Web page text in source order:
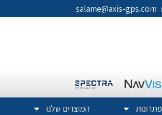
salame@axis-gps.com
פתרונות המוצרים שלנו